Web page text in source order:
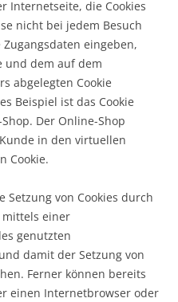
Internetseite, die Cookies
nicht bei jedem Besuch
eingeben,
und dem auf dem
abgelegten Cookie
Beispiel ist das Cookie
Der Online-Shop
in den virtuellen
Cookie.
Setzung von Cookies durch
einer
genutzten
damit der Setzung von
Ferner können bereits
einen Internetbrowser oder